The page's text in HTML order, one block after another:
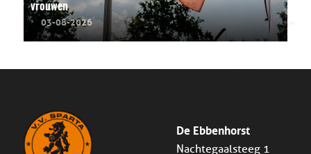
vrouwen
03-08-2026
De Ebbenhorst
Nachtegaalsteeg 1